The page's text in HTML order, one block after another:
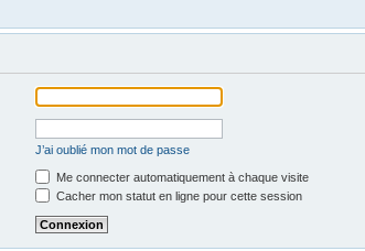
J’ai oublié mon mot de passe
Me connecter automatiquement à chaque visite
Cacher mon statut en ligne pour cette session